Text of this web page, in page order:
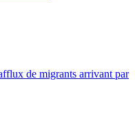
de migrants arrivant par